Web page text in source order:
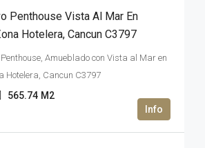
Penthouse Vista Al Mar En
Hotelera, Cancun C3797
Amueblado con Vista al Mar en
Hotelera, Cancun C3797
565.74 M2